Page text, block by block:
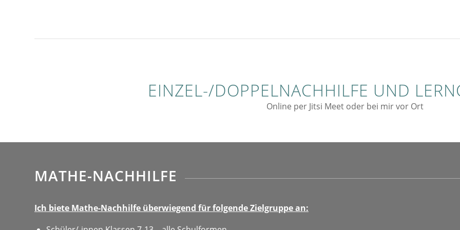
EINZEL-/DOPPELNACHHILFE UND
Online per Jitsi Meet oder bei mir vor Ort
MATHE-NACHHILFE
Ich biete Mathe-Nachhilfe überwiegend für folgende Zielgruppe an: